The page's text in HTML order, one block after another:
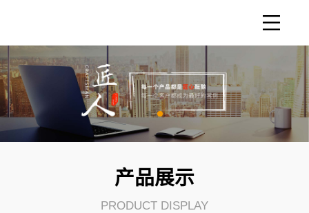
产品展示
PRODUCT DISPLAY